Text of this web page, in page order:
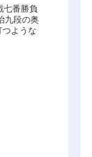
七番勝負
九段の奥
ような